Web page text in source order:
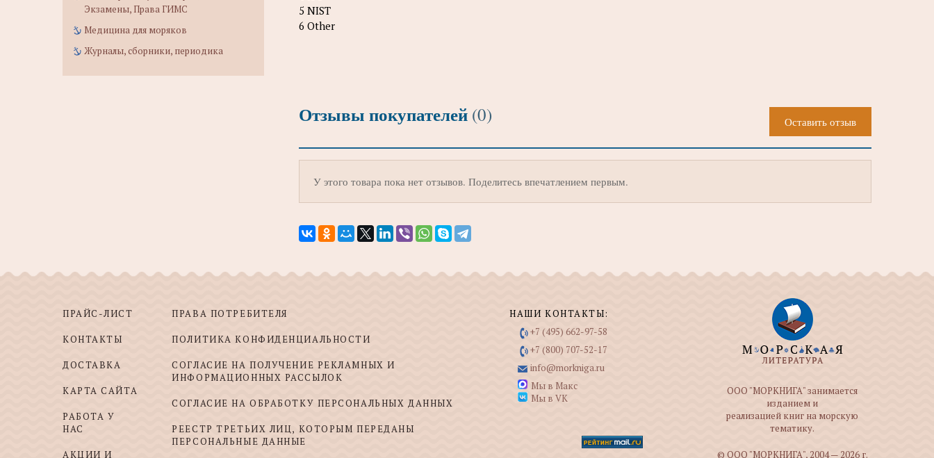
Экзамены, Права ГИМС
Медицина для моряков
Журналы, сборники, периодика
5 NIST
6 Other
Отзывы покупателей (0) Оставить отзыв
У этого товара пока нет отзывов. Поделитесь впечатлением первым.
ПРАЙС-ЛИСТ
КОНТАКТЫ
ДОСТАВКА
КАРТА САЙТА
РАБОТА У
НАС
АКЦИИ И
ПРАВА ПОТРЕБИТЕЛЯ
ПОЛИТИКА КОНФИДЕНЦИАЛЬНОСТИ
СОГЛАСИЕ НА ПОЛУЧЕНИЕ РЕКЛАМНЫХ И
ИНФОРМАЦИОННЫХ РАССЫЛОК
СОГЛАСИЕ НА ОБРАБОТКУ ПЕРСОНАЛЬНЫХ ДАННЫХ
РЕЕСТР ТРЕТЬИХ ЛИЦ, КОТОРЫМ ПЕРЕДАНЫ
ПЕРСОНАЛЬНЫЕ ДАННЫЕ
НАШИ КОНТАКТЫ:
+7 (495) 662-97-58
+7 (800) 707-52-17
info@morkniga.ru
Мы в Макс
Мы в VK
ООО "МОРКНИГА" занимается
изданием и
реализацией книг на морскую
тематику.
© ООО "МОРКНИГА", 2004 — 2026 г.